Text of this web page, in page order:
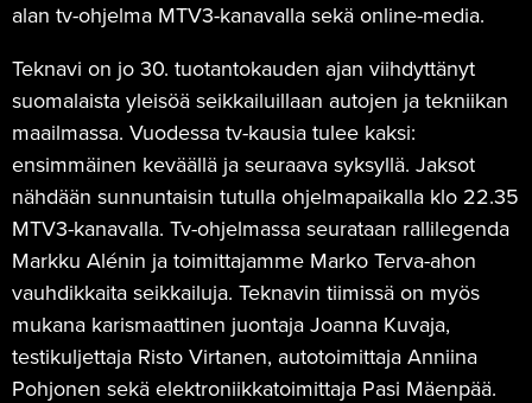
alan tv-ohjelma MTV3-kanavalla sekä online-media.
Teknavi on jo 30. tuotantokauden ajan viihdyttänyt
suomalaista yleisöä seikkailuillaan autojen ja tekniikan
maailmassa. Vuodessa tv-kausia tulee kaksi:
ensimmäinen keväällä ja seuraava syksyllä. Jaksot
nähdään sunnuntaisin tutulla ohjelmapaikalla klo 22.35
MTV3-kanavalla. Tv-ohjelmassa seurataan rallilegenda
Markku Alénin ja toimittajamme Marko Terva-ahon
vauhdikkaita seikkailuja. Teknavin tiimissä on myös
mukana karismaattinen juontaja Joanna Kuvaja,
testikuljettaja Risto Virtanen, autotoimittaja Anniina
Pohjonen sekä elektroniikkatoimittaja Pasi Mäenpää.